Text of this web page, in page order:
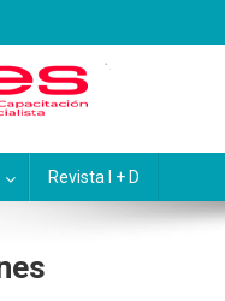
Revista I + D